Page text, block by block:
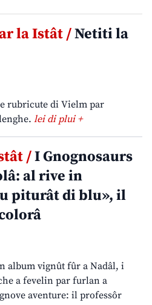
la Istât /Netiti la
rubricute di Vielm par
lei di plui +
/I Gnognosaurs
al rive in
piturât di blu», il
album vignût fûr a Nadâl, i
a fevelin par furlan a
aventure: il professôr